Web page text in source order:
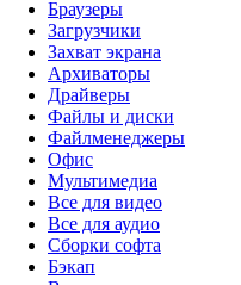
Браузеры
Загрузчики
Захват экрана
Архиваторы
Драйверы
Файлы и диски
Файлменеджеры
Офис
Мультимедиа
Все для видео
Все для аудио
Сборки софта
Бэкап